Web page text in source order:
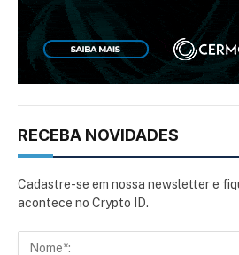
RECEBA NOVIDADES
Cadastre-se em nossa newsletter e
acontece no Crypto ID.